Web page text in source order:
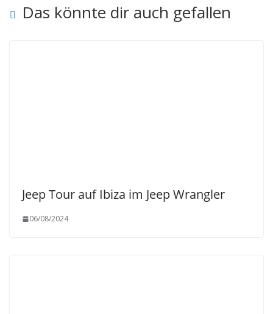
Das könnte dir auch gefallen
Jeep Tour auf Ibiza im Jeep Wrangler
06/08/2024